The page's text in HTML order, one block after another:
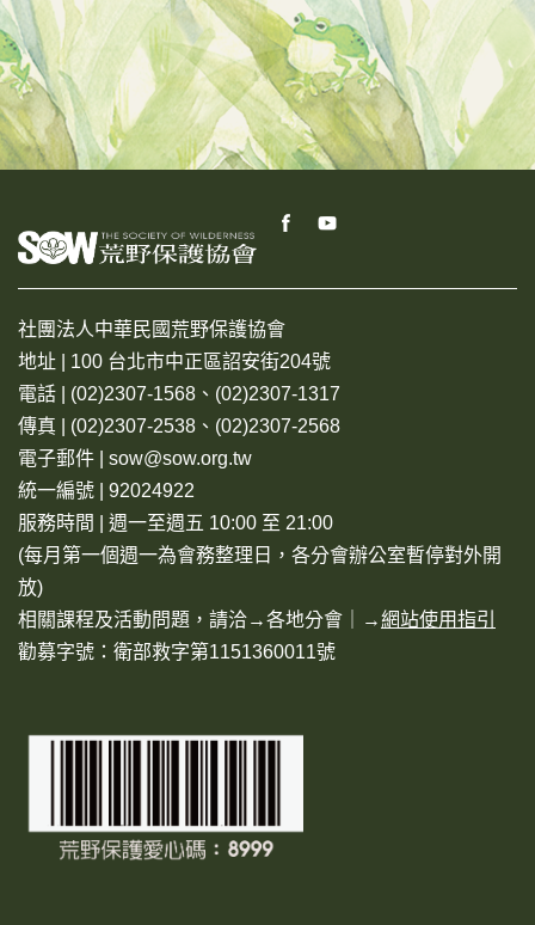
社團法人中華民國荒野保護協會
地址 | 100 台北市中正區詔安街204號
電話 | (02)2307-1568、(02)2307-1317
傳真 | (02)2307-2538、(02)2307-2568
電子郵件 | sow@sow.org.tw
統一編號 | 92024922
服務時間 | 週一至週五 10:00 至 21:00
(每月第一個週一為會務整理日，各分會辦公室暫停對外開
放)
相關課程及活動問題，請洽→各地分會 ｜→網站使用指引
勸募字號：衛部救字第1151360011號